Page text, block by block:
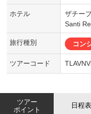
ホテル
ザチー
Santi
旅行種別 コン
ツアーコード
ツアー
ポイント
日程表